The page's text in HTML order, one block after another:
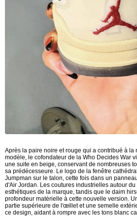
Après la paire noire et rouge qui a contribué à la
modèle, le cofondateur de la Who Decides War
une suite en beige, conservant de nombreuses
sa prédécesseure. Le logo de la fenêtre
Jumpman sur le talon, cette fois dans un
d'Air Jordan. Les coutures industrielles autour
esthétiques de la marque, tandis que le daim
profondeur matérielle à cette nouvelle version.
partie supérieure de l'œillet et une semelle
ce design, aidant à rompre avec les tons blanc